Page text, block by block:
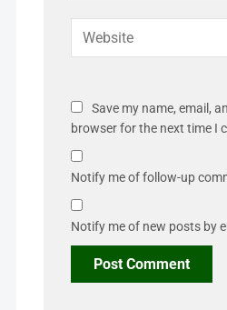
Save my name, email,
browser for the next time I
Notify me of follow-up
Notify me of new posts by